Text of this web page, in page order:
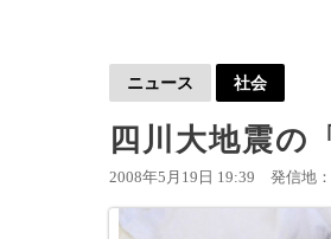
ニュース 社会
四川大地震の
2008年5月19日 19:39 発信地